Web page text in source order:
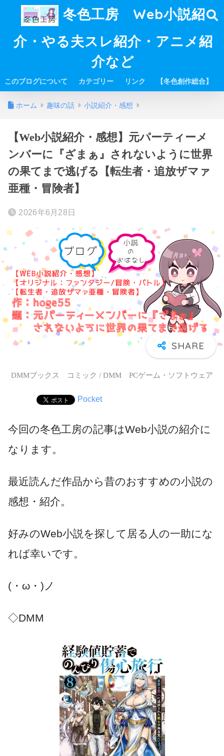
冬色工房 Web小説紹
介・やる夫スレ紹介・アニメ紹
介など
このブログについて カテゴリー リンク 【冬色創作総合】
ホーム 趣味の話 小説紹介・感想
【Web小説紹介・感想】元パーティーメ
ンバーに『ざまぁ』されないように世界
の果てまで逃げる【転生者・追放ザマァ
亜種・冒険者】
2026年6月28日
DMMブックス コミック / DMM PCゲーム・ソフトウェア
Pocket
今回の冬色工房の記事はWeb小説の紹介に
なります。
最近読んだ作品から昔のおすすめの小説の
感想・紹介。
好みのWeb小説を探して居る人の一助にな
れば幸いです。
(・ω・)ノ
◇DMM